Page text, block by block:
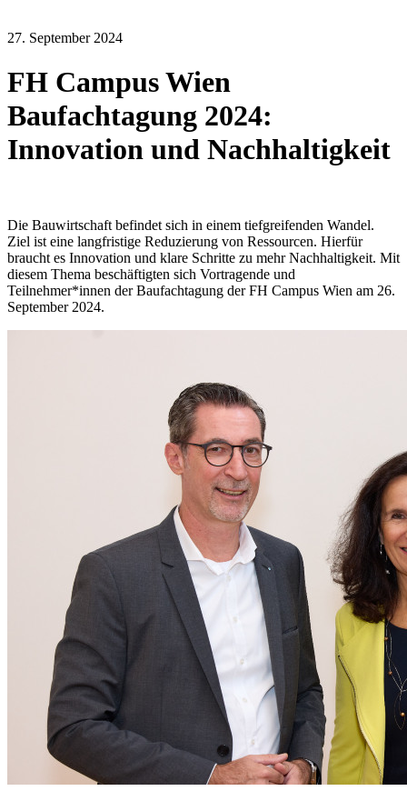
27. September 2024
FH Campus Wien
Baufachtagung 2024:
Innovation und Nachhaltigkeit
Die Bauwirtschaft befindet sich in einem tiefgreifenden Wandel.
Ziel ist eine langfristige Reduzierung von Ressourcen. Hierfür
braucht es Innovation und klare Schritte zu mehr Nachhaltigkeit. Mit
diesem Thema beschäftigten sich Vortragende und
Teilnehmer*innen der Baufachtagung der FH Campus Wien am 26.
September 2024.